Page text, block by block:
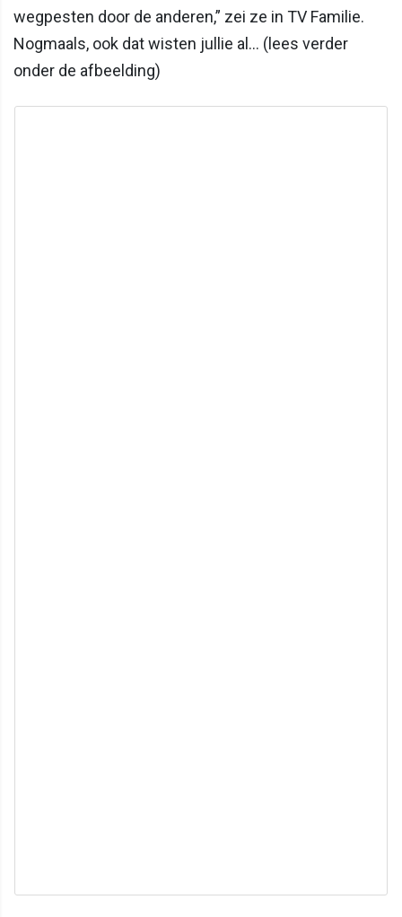
wegpesten door de anderen,” zei ze in TV Familie.
Nogmaals, ook dat wisten jullie al... (lees verder
onder de afbeelding)